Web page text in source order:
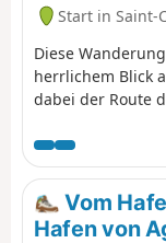
Start in Saint-
Diese
herrlichem Blick
dabei der Route
Rundwanderung;
Thiey ein
Vom
Hafen von